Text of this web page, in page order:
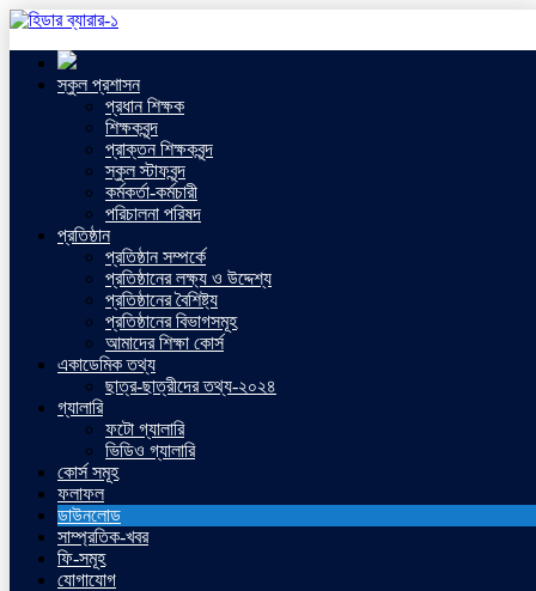
স্কুল প্রশাসন
প্রধান শিক্ষক
শিক্ষকবৃন্দ
প্রাক্তন শিক্ষকবৃন্দ
স্কুল স্টাফবৃন্দ
কর্মকর্তা-কর্মচারী
পরিচালনা পরিষদ
প্রতিষ্ঠান
প্রতিষ্ঠান সম্পর্কে
প্রতিষ্ঠানের লক্ষ্য ও উদ্দেশ্য
প্রতিষ্ঠানের বৈশিষ্ট্য
প্রতিষ্ঠানের বিভাগসমূহ
আমাদের শিক্ষা কোর্স
একাডেমিক তথ্য
ছাত্র-ছাত্রীদের তথ্য-২০২৪
গ্যালারি
ফটো গ্যালারি
ভিডিও গ্যালারি
কোর্স সমূহ
ফলাফল
ডাউনলোড
সাম্প্রতিক-খবর
ফি-সমূহ
যোগাযোগ